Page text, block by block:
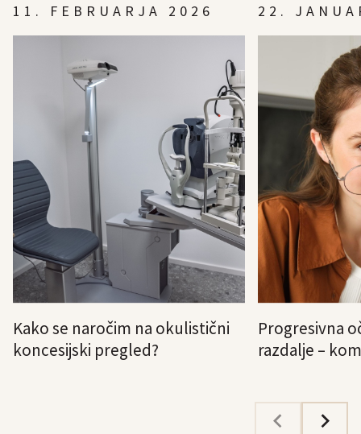
11. FEBRUARJA 2026
Kako se naročim na okulistični
koncesijski pregled?
22.
Progresivna
razdalje –